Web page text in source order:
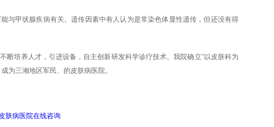
与甲状腺疾病有关。遗传因素中有人认为是常染色体显性遗传，但还没有得
断培养人才，引进设备，自主创新研发科学诊疗技术。我院确立”以皮肤科为
为三湘地区军民、的皮肤病医院。